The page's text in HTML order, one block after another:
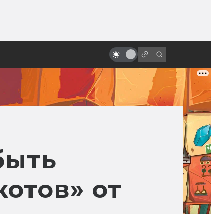
выхода и что рассказал
от